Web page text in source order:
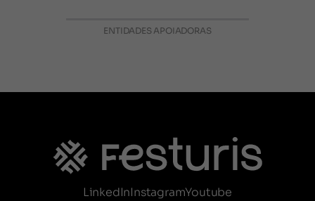
ENTIDADES APOIADORAS
LinkedInInstagramYoutube